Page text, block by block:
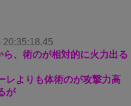
20:35:18.45
、術のが相対的に火力出る
レよりも体術のが攻撃力高
が